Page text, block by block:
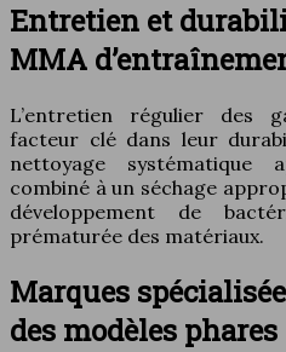
Entretien et
MMA
L’entretien régulier des
facteur clé dans leur
nettoyage systématique
combiné à un séchage
développement de
prématurée des matériaux.
Marques
des modèles phares